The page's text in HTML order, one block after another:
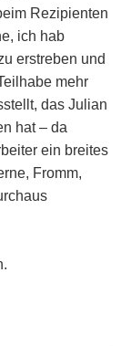
Rezipienten
ich hab
erstreben und
mehr
das Julian
hat – da
ein breites
Fromm,